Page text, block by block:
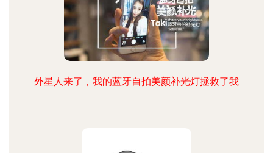
外星人来了，我的蓝牙自拍美颜补光灯拯救了我